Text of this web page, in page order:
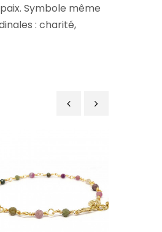
Symbole même
: charité,